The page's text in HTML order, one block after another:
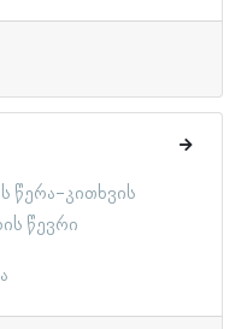
წერა-კითხვის
წევრი